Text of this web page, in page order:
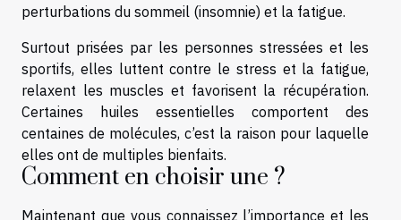
perturbations du sommeil (insomnie) et la fatigue.
Surtout prisées par les personnes stressées et les
sportifs, elles luttent contre le stress et la fatigue,
relaxent les muscles et favorisent la récupération.
Certaines huiles essentielles comportent des
centaines de molécules, c’est la raison pour laquelle
elles ont de multiples bienfaits.
Comment en choisir une ?
Maintenant que vous connaissez l’importance et les